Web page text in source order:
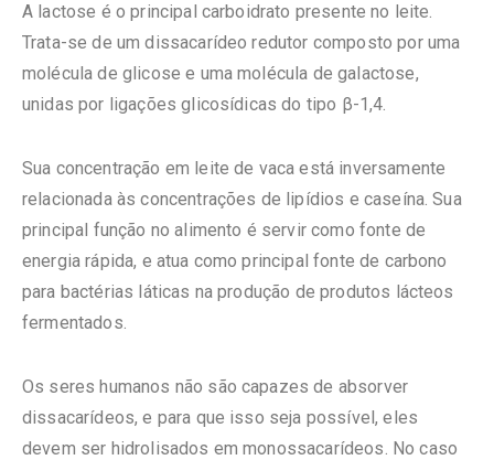
A lactose é o principal carboidrato presente no leite.
Trata-se de um dissacarídeo redutor composto por uma
molécula de glicose e uma molécula de galactose,
unidas por ligações glicosídicas do tipo β-1,4.
Sua concentração em leite de vaca está inversamente
relacionada às concentrações de lipídios e caseína. Sua
principal função no alimento é servir como fonte de
energia rápida, e atua como principal fonte de carbono
para bactérias láticas na produção de produtos lácteos
fermentados.
Os seres humanos não são capazes de absorver
dissacarídeos, e para que isso seja possível, eles
devem ser hidrolisados em monossacarídeos. No caso